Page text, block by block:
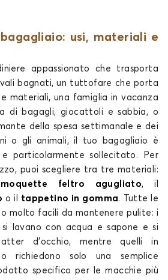
usi, materiali e
appassionato che trasporta
bagnati, un tuttofare che porta
materiali, una famiglia in vacanza
di bagagli, giocattoli e sabbia, o
della spesa settimanale e dei
o gli animali, il tuo bagagliaio è
particolarmente sollecitato. Per
puoi scegliere tra tre materiali:
feltro agugliato, il
o il tappetino in gomma. Tutte le
molto facili da mantenere pulite: i
lavano con acqua e sapone e si
d'occhio, mentre quelli in
richiedono solo una semplice
specifico per le macchie più